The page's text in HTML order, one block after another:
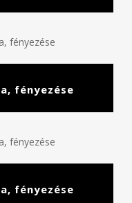
fényezése
fényezése